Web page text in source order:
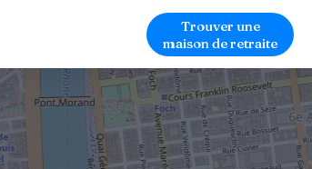
Trouver une
maison de retraite